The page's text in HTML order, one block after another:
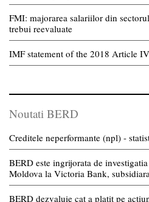
FMI: majorarea salariilor din
trebui reevaluate
IMF statement of the 2018 Article
Noutati BERD
Creditele neperformante (npl) -
BERD este ingrijorata de
Moldova la Victoria Bank,
BERD dezvaluie cat a platit pe